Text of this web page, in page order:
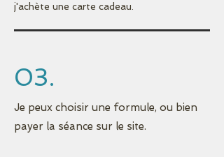
j'achète une carte cadeau.
03.
Je peux choisir une formule, ou bien
payer la séance sur le site.